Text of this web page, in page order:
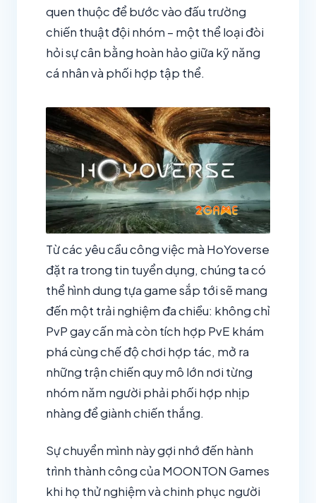
quen thuộc để bước vào đấu trường
chiến thuật đội nhóm – một thể loại đòi
hỏi sự cân bằng hoàn hảo giữa kỹ năng
cá nhân và phối hợp tập thể.
Từ các yêu cầu công việc mà HoYoverse
đặt ra trong tin tuyển dụng, chúng ta có
thể hình dung tựa game sắp tới sẽ mang
đến một trải nghiệm đa chiều: không chỉ
PvP gay cấn mà còn tích hợp PvE khám
phá cùng chế độ chơi hợp tác, mở ra
những trận chiến quy mô lớn nơi từng
nhóm năm người phải phối hợp nhịp
nhàng để giành chiến thắng.
Sự chuyển mình này gợi nhớ đến hành
trình thành công của MOONTON Games
khi họ thử nghiệm và chinh phục người